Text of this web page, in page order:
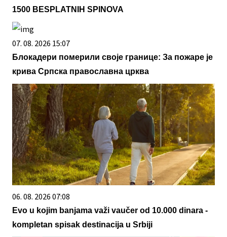
1500 BESPLATNIH SPINOVA
07. 08. 2026 15:07
Блокадери померили своје границе: За пожаре је
крива Српска православна црква
06. 08. 2026 07:08
Evo u kojim banjama važi vaučer od 10.000 dinara -
kompletan spisak destinacija u Srbiji